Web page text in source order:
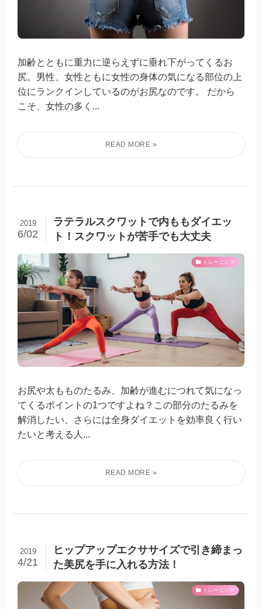
加齢とともに重力に逆らえずに垂れ下がってくるお
尻。男性、女性ともに女性の身体の気になる部位の上
位にランクインしているのがお尻なのです。 だから
こそ、女性の多く...
ラテラルスクワットで内ももダイエッ
ト！スクワットが苦手でも大丈夫
2019
6/02
トレーニング
お尻や太もものたるみ、加齢が進むにつれて気になっ
てくるポイントの1つですよね？この部分のたるみを
解消したい、さらには全身ダイエットを効率良く行い
たいと考える人...
ヒップアップエクササイズで引き締まっ
た美尻を手に入れる方法！
2019
4/21
トレーニング